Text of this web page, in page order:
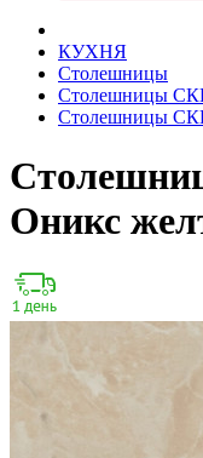
КУХНЯ
Столешницы
Столешницы
Столешницы
Оникс